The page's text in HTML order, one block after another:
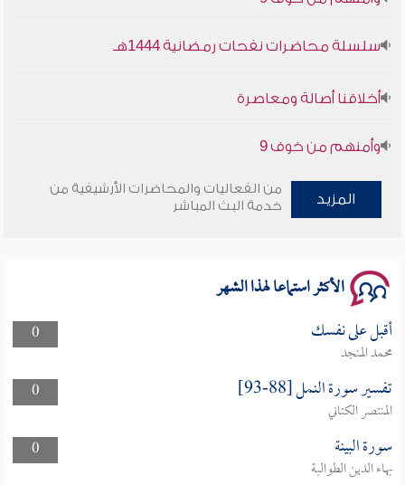
المزيد
من الفعاليات والمحاضرات الأرشيفية من
خدمة البث المباشر
الأكثر استماعا لهذا الشهر
0 أقبل على نفسك
محمد المنجد
0
تفسير سورة النمل [88-93]
المنتصر الكتاني
0
سورة البينة
بهاء الدين الطوالبة